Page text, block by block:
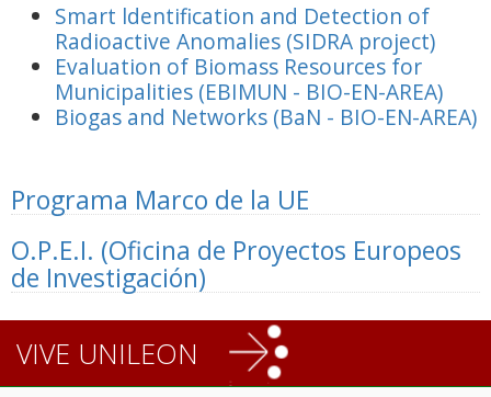
Smart ldentification and Detection of
Radioactive Anomalies (SIDRA project)
Evaluation of Biomass Resources for
Municipalities (EBIMUN - BIO-EN-AREA)
Biogas and Networks (BaN - BIO-EN-AREA)
Programa Marco de la UE
O.P.E.I. (Oficina de Proyectos Europeos
de Investigación)
VIVE UNILEON